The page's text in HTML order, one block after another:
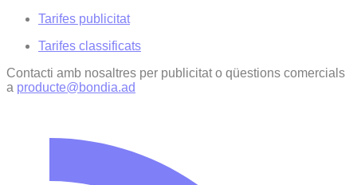
Tarifes publicitat
Tarifes classificats
Contacti amb nosaltres per publicitat o qüestions comercials
a producte@bondia.ad